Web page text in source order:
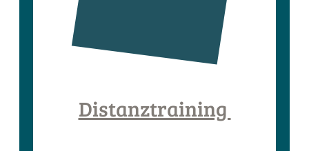
Distanztraining